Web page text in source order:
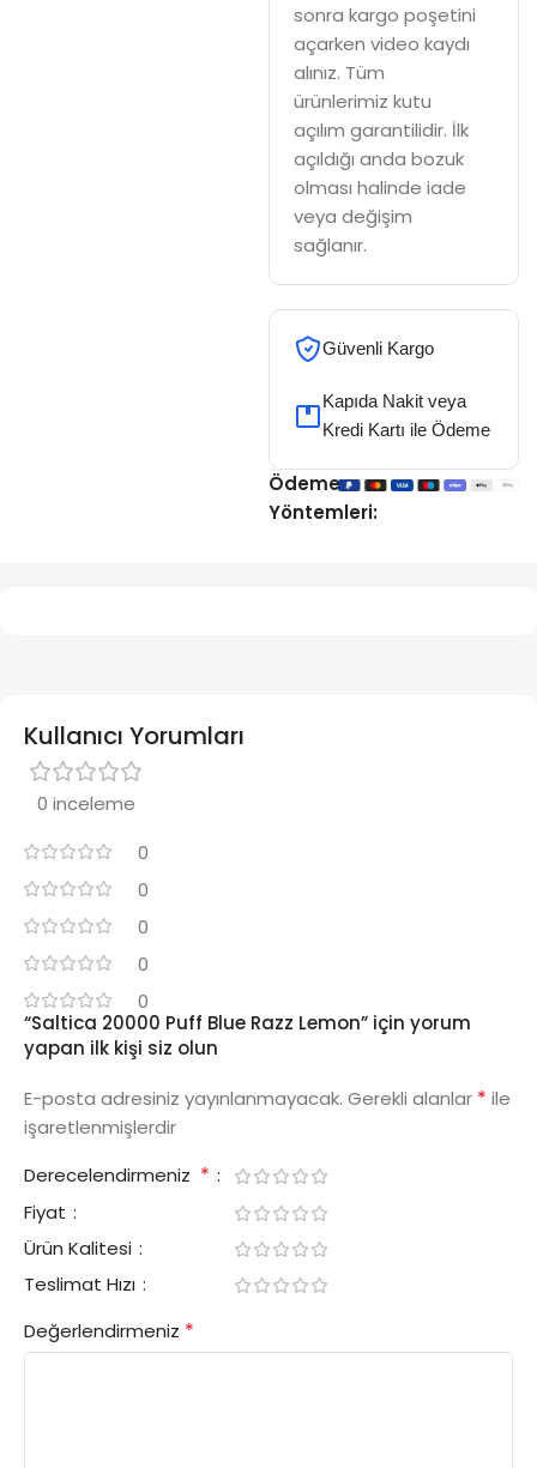
sonra kargo poşetini
açarken video kaydı
alınız. Tüm
ürünlerimiz kutu
açılım garantilidir. İlk
açıldığı anda bozuk
olması halinde iade
veya değişim
sağlanır.
Güvenli Kargo
Kapıda Nakit veya
Kredi Kartı ile Ödeme
Ödeme
Yöntemleri:
Kullanıcı Yorumları
0 inceleme
0
0
0
0
0
“Saltica 20000 Puff Blue Razz Lemon” için yorum
yapan ilk kişi siz olun
E-posta adresiniz yayınlanmayacak. Gerekli alanlar * ile
işaretlenmişlerdir
Derecelendirmeniz *
Fiyat
Ürün Kalitesi
Teslimat Hızı
Değerlendirmeniz *